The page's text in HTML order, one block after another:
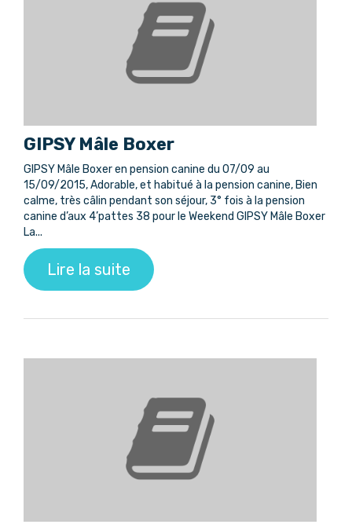
GIPSY Mâle Boxer
GIPSY Mâle Boxer en pension canine du 07/09 au
15/09/2015, Adorable, et habitué à la pension canine, Bien
calme, très câlin pendant son séjour, 3° fois à la pension
canine d’aux 4’pattes 38 pour le Weekend GIPSY Mâle Boxer
La...
Lire la suite